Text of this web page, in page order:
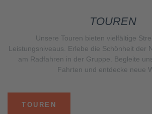
TOUREN
Unsere Touren bieten vielfältige
Leistungsniveaus. Erlebe die Schönheit der
am Radfahren in der Gruppe. Begleite
Fahrten und entdecke neue
TOUREN